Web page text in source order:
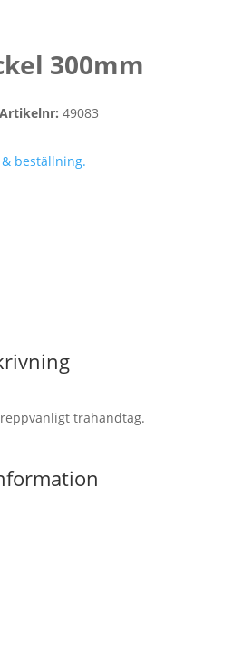
300mm
Artikelnr: 49083
beställning.
trähandtag.